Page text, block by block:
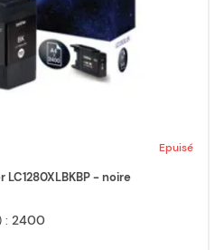
Epuisé
- noire
: 2400